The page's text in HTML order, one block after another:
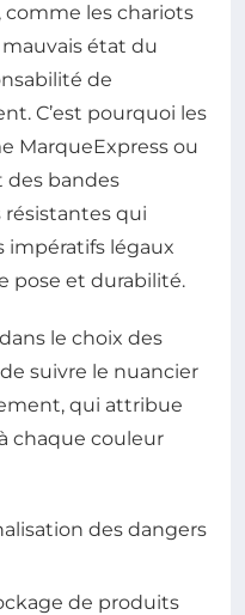
les chariots
mauvais état du
de
C’est pourquoi les
MarqueExpress ou
des bandes
qui
légaux
pose et durabilité.
le choix des
suivre le nuancier
qui attribue
chaque couleur
des dangers
de produits